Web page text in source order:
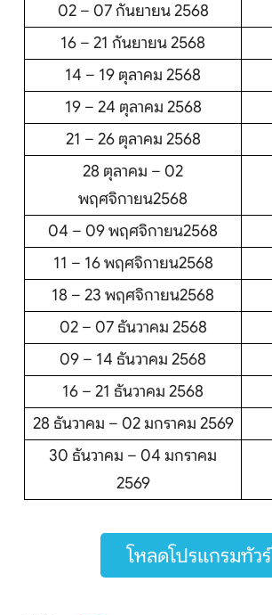
02 – 07 กันยายน 2568
16 – 21 กันยายน 2568
14 – 19 ตุลาคม 2568
19 – 24 ตุลาคม 2568
21 – 26 ตุลาคม 2568
28 ตุลาคม – 02
พฤศจิกายน2568
04 – 09 พฤศจิกายน2568
11 – 16 พฤศจิกายน2568
18 – 23 พฤศจิกายน2568
02 – 07 ธันวาคม 2568
09 – 14 ธันวาคม 2568
16 – 21 ธันวาคม 2568
28 ธันวาคม – 02 มกราคม 2569
30 ธันวาคม – 04 มกราคม
2569
โหลดโปรแกรมทัวร์